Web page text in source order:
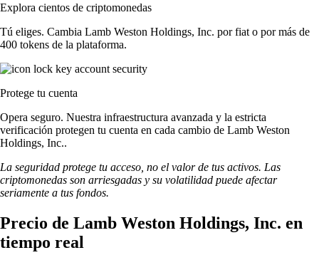
Explora cientos de criptomonedas
Tú eliges. Cambia Lamb Weston Holdings, Inc. por fiat o por más de
400 tokens de la plataforma.
Protege tu cuenta
Opera seguro. Nuestra infraestructura avanzada y la estricta
verificación protegen tu cuenta en cada cambio de Lamb Weston
Holdings, Inc..
La seguridad protege tu acceso, no el valor de tus activos. Las
criptomonedas son arriesgadas y su volatilidad puede afectar
seriamente a tus fondos.
Precio de Lamb Weston Holdings, Inc. en
tiempo real